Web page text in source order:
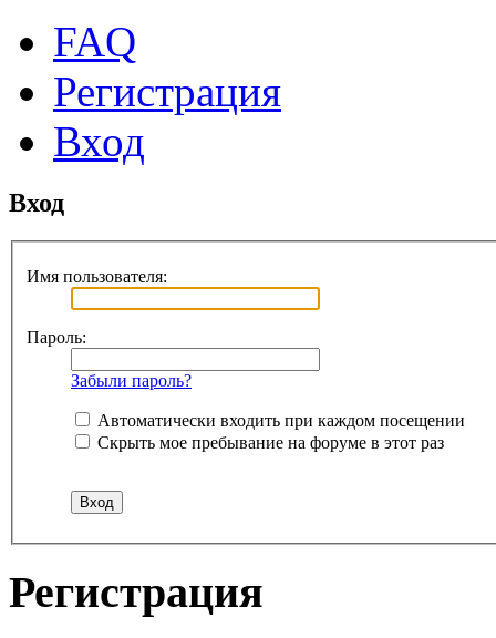
FAQ
Регистрация
Вход
Вход
Имя пользователя:
Пароль:
Забыли пароль?
Автоматически входить при каждом посещении
Скрыть мое пребывание на форуме в этот раз
Регистрация